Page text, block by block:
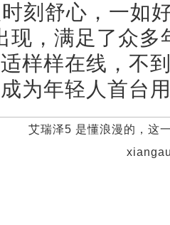
刻舒心，一如
现，满足了众
样样在线，不
为年轻人首台